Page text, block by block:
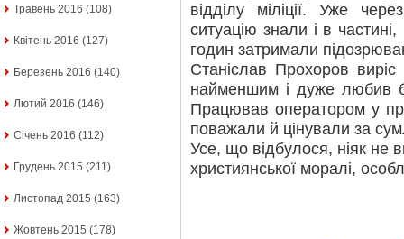
Травень 2016 (108)
Квітень 2016 (127)
Березень 2016 (140)
Лютий 2016 (146)
Січень 2016 (112)
Грудень 2015 (211)
Листопад 2015 (163)
Жовтень 2015 (178)
відділу міліції. Уже
ситуацію знали і в
годин затримали
Станіслав Прохоров виріс
найменшим і дуже любив
Працював оператором у
поважали й цінували за
Усе, що відбулося, ніяк не
християнської моралі,